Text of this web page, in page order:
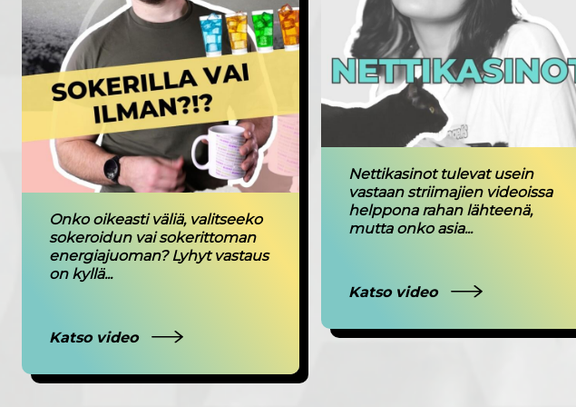
Onko oikeasti väliä, valitseeko
sokeroidun vai sokerittoman
energiajuoman? Lyhyt vastaus
on kyllä...
Katso video
Nettikasinot tulevat usein
vastaan striimajien videoissa
helppona rahan lähteenä,
mutta onko asia...
Katso video